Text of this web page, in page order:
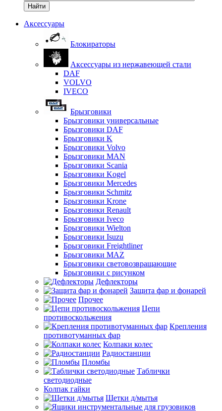
Найти
Аксессуары
Блокираторы
Аксессуары из нержавеющей стали
DAF
VOLVO
IVECO
Брызговики
Брызговики универсальные
Брызговики DAF
Брызговики K
Брызговики Volvo
Брызговики MAN
Брызговики Scania
Брызговики Kogel
Брызговики Mercedes
Брызговики Schmitz
Брызговики Krone
Брызговики Renault
Брызговики Iveco
Брызговики Wielton
Брызговики Isuzu
Брызговики Freightliner
Брызговики MAZ
Брызговики световозвращающие
Брызговики с рисунком
Дефлекторы
Защита фар и фонарей
Прочее
Цепи
противоскольжения
Крепления
противотуманных фар
Колпаки колес
Радиостанции
Пломбы
Таблички
светодиодные
Колпак гайки
Щетки д/мытья